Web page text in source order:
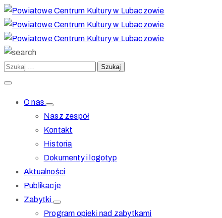
O nas
Nasz zespół
Kontakt
Historia
Dokumenty i logotyp
Aktualności
Publikacje
Zabytki
Program opieki nad zabytkami